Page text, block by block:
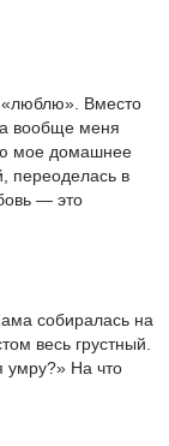
«люблю». Вместо
вообще меня
мое домашнее
переоделась в
— это
собиралась на
весь грустный.
умру?» На что